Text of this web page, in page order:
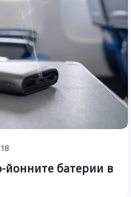
йонните батерии в